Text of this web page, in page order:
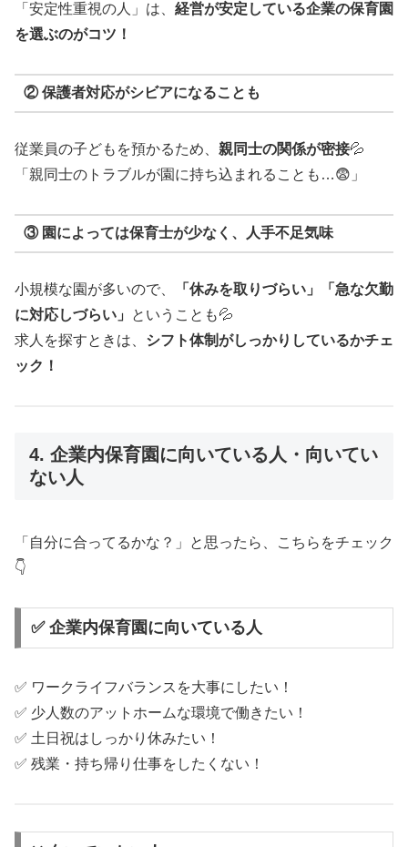
「安定性重視の人」は、 経営が安定している企業の保育園
を選ぶのがコツ！
② 保護者対応がシビアになることも
従業員の子どもを預かるため、 親同士の関係が密接💦
「親同士のトラブルが園に持ち込まれることも…😨」
③ 園によっては保育士が少なく、人手不足気味
小規模な園が多いので、
「休みを取りづらい」「急な欠勤
に対応しづらい」
ということも💦
求人を探すときは、 シフト体制がしっかりしているかチェ
ック！
4. 企業内保育園に向いている人・向いてい
ない人
「自分に合ってるかな？」と思ったら、こちらをチェック
👇
✅ 企業内保育園に向いている人
✅ ワークライフバランスを大事にしたい！
✅ 少人数のアットホームな環境で働きたい！
✅ 土日祝はしっかり休みたい！
✅ 残業・持ち帰り仕事をしたくない！